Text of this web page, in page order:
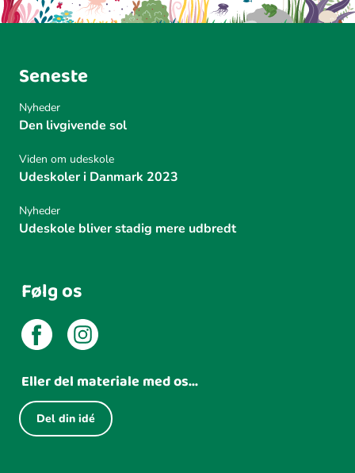
Seneste
Nyheder
Den livgivende sol
Viden om udeskole
Udeskoler i Danmark 2023
Nyheder
Udeskole bliver stadig mere udbredt
Følg os
Eller del materiale med os...
Del din idé